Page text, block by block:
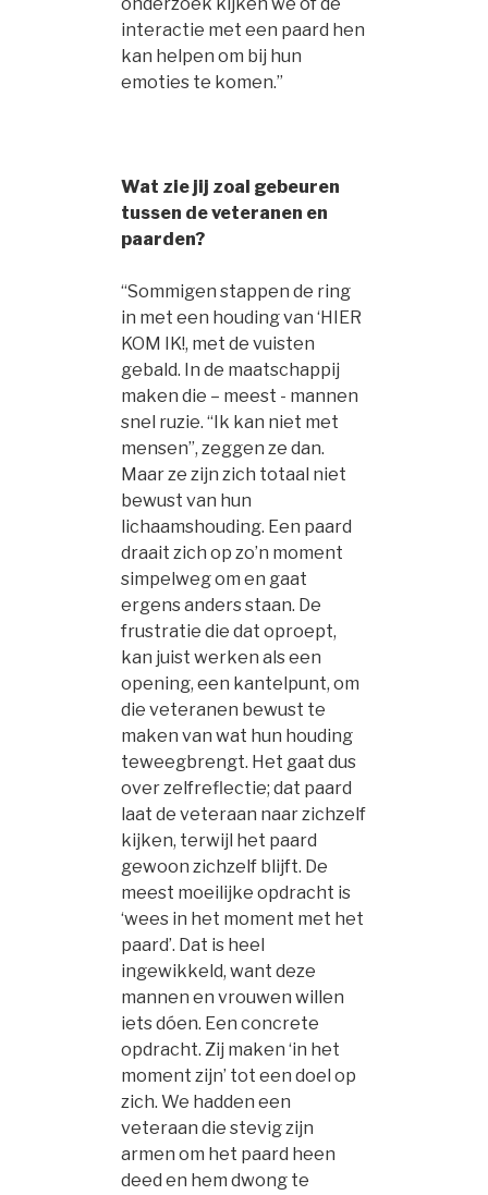
interactie met een paard hen
kan helpen om bij hun
emoties te komen.”
Wat zie jij zoal gebeuren
tussen de veteranen en
paarden?
“Sommigen stappen de ring
in met een houding van ‘HIER
KOM IK!, met de vuisten
gebald. In de maatschappij
maken die – meest - mannen
snel ruzie. “Ik kan niet met
mensen”, zeggen ze dan.
Maar ze zijn zich totaal niet
bewust van hun
lichaamshouding. Een paard
draait zich op zo’n moment
simpelweg om en gaat
ergens anders staan. De
frustratie die dat oproept,
kan juist werken als een
opening, een kantelpunt, om
die veteranen bewust te
maken van wat hun houding
teweegbrengt. Het gaat dus
over zelfreflectie; dat paard
laat de veteraan naar zichzelf
kijken, terwijl het paard
gewoon zichzelf blijft. De
meest moeilijke opdracht is
‘wees in het moment met het
paard’. Dat is heel
ingewikkeld, want deze
mannen en vrouwen willen
iets dóen. Een concrete
opdracht. Zij maken ‘in het
moment zijn’ tot een doel op
zich. We hadden een
veteraan die stevig zijn
armen om het paard heen
deed en hem dwong te